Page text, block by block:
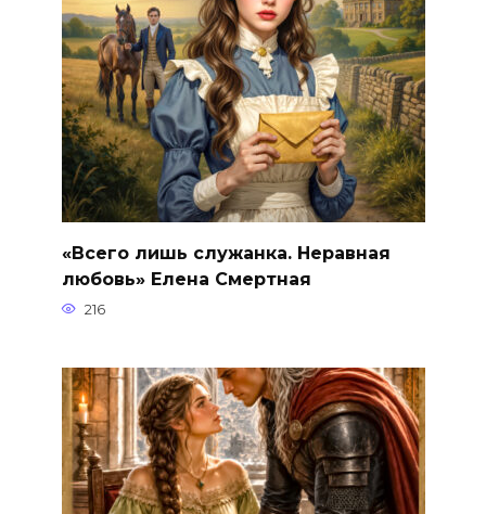
«Всего лишь служанка. Неравная
любовь» Елена Смертная
216